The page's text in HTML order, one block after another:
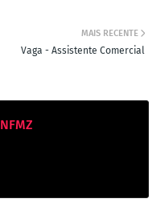
MAIS RECENTE
Vaga - Assistente Comercial
NFMZ